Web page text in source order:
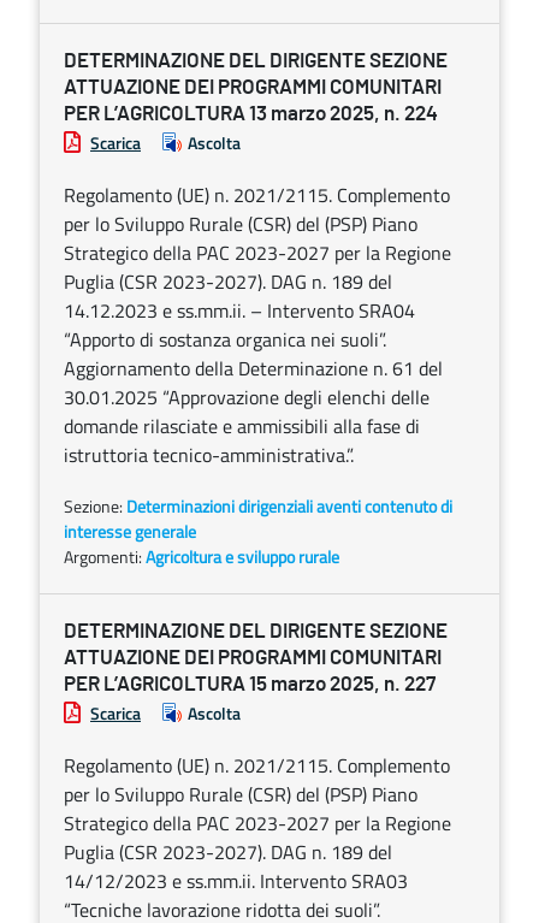
DETERMINAZIONE DEL DIRIGENTE SEZIONE
ATTUAZIONE DEI PROGRAMMI COMUNITARI
PER L’AGRICOLTURA 13 marzo 2025, n. 224
Scarica Ascolta
Regolamento (UE) n. 2021/2115. Complemento
per lo Sviluppo Rurale (CSR) del (PSP) Piano
Strategico della PAC 2023-2027 per la Regione
Puglia (CSR 2023-2027). DAG n. 189 del
14.12.2023 e ss.mm.ii. – Intervento SRA04
“Apporto di sostanza organica nei suoli”.
Aggiornamento della Determinazione n. 61 del
30.01.2025 “Approvazione degli elenchi delle
domande rilasciate e ammissibili alla fase di
istruttoria tecnico-amministrativa.”.
Sezione: Determinazioni dirigenziali aventi contenuto di
interesse generale
Argomenti:Agricoltura e sviluppo rurale
DETERMINAZIONE DEL DIRIGENTE SEZIONE
ATTUAZIONE DEI PROGRAMMI COMUNITARI
PER L’AGRICOLTURA 15 marzo 2025, n. 227
Scarica Ascolta
Regolamento (UE) n. 2021/2115. Complemento
per lo Sviluppo Rurale (CSR) del (PSP) Piano
Strategico della PAC 2023-2027 per la Regione
Puglia (CSR 2023-2027). DAG n. 189 del
14/12/2023 e ss.mm.ii. Intervento SRA03
“Tecniche lavorazione ridotta dei suoli”.